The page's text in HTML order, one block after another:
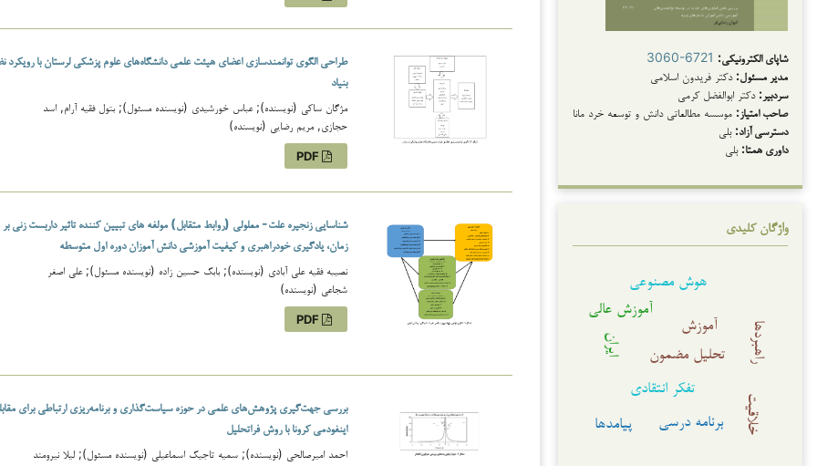
شاپای الکترونیکی: 3060-6721
مدیر مسئول: دکتر فریدون اسلامی
سردبیر: دکتر ابوالفضل کرمی
صاحب امتیاز: موسسه مطالعاتی دانش و توسعه خرد مانا
دسترسی آزاد: بلی
داوری همتا: بلی
واژگان کلیدی
تحلیل مضمون
تفکر انتقادی
آموزش
آموزش عالی
برنامه درسی
هوش مصنوعی
خلاقیت
ایران راهبردها
پیامدها
طراحی الگوی توانمندسازی اعضای هیئت علمی دانشگاه‌های علوم پزشکی لرستان با رویکرد
بنیاد
مژگان ساکی (نویسنده); عباس خورشیدی (نویسنده مسئول); بتول فقیه آرام, اسد
حجازی, مریم رضایی (نویسنده)
شناسایی زنجیره علت- معلولی (روابط متقابل) مولفه­ های تبیین­ کننده تاثیر داربست ­زنی
زمان، یادگیری خودراهبری و کیفیت آموزشی دانش ­آموزان دوره اول متوسطه
نصیبه فقیه علی آبادی (نویسنده); بابک حسین زاده (نویسنده مسئول); علی اصغر
شجاعی (نویسنده)
بررسی جهت‌گیری پژوهش‌های علمی در حوزه سیاست‌گذاری و برنامه‌ریزی ارتباطی برای
اینفودمی کرونا با روش فراتحلیل
احمد امیرصالحی (نویسنده); سمیه تاجیک اسماعیلی (نویسنده مسئول); لیلا نیرومند